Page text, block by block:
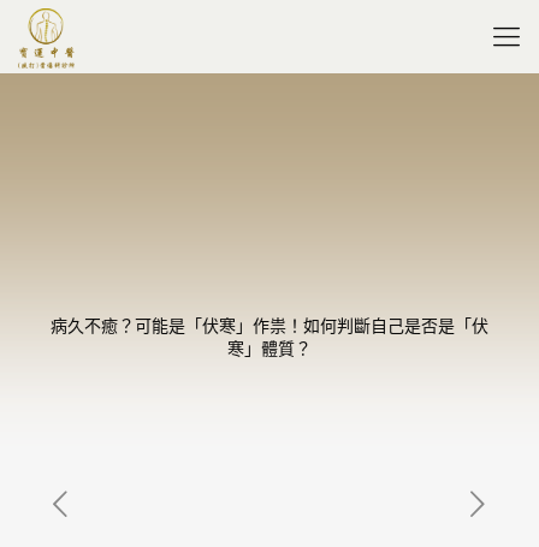
病久不癒？可能是「伏寒」作祟！如何判斷自己是否是「伏
寒」體質？